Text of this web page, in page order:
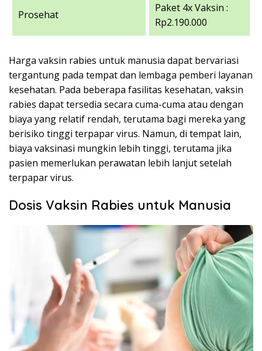
Prosehat
Paket 4x Vaksin :
Rp2.190.000
Harga vaksin rabies untuk manusia dapat bervariasi
tergantung pada tempat dan lembaga pemberi layanan
kesehatan. Pada beberapa fasilitas kesehatan, vaksin
rabies dapat tersedia secara cuma-cuma atau dengan
biaya yang relatif rendah, terutama bagi mereka yang
berisiko tinggi terpapar virus. Namun, di tempat lain,
biaya vaksinasi mungkin lebih tinggi, terutama jika
pasien memerlukan perawatan lebih lanjut setelah
terpapar virus.
Dosis Vaksin Rabies untuk Manusia